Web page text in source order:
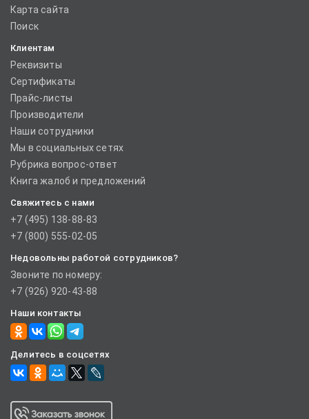
Карта сайта
Поиск
Клиентам
Реквизиты
Сертификаты
Прайс-листы
Производители
Наши сотрудники
Мы в социальных сетях
Рубрика вопрос-ответ
Книга жалоб и предложений
Свяжитесь с нами
+7 (495) 138-88-83
+7 (800) 555-02-05
Недовольны работой сотрудников?
Звоните по номеру:
+7 (926) 920-43-88
Наши контакты
Делитесь в соцсетях